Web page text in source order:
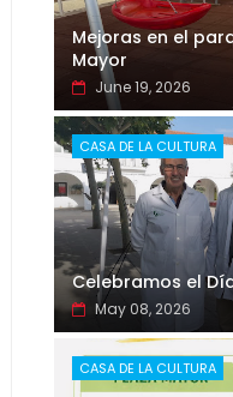
Mejoras en el
Mayor
June 19, 2026
CASA DE LA CULTURA
Celebramos el
May 08, 2026
CASA DE LA CULTURA